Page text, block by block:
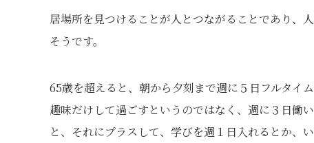
居場所を見つけることが人とつながることであり、
そうです。
65歳を超えると、朝から夕刻まで週に５日フルタイ
趣味だけして過ごすというのではなく、週に３日働
と、それにプラスして、学びを週１日入れるとか、